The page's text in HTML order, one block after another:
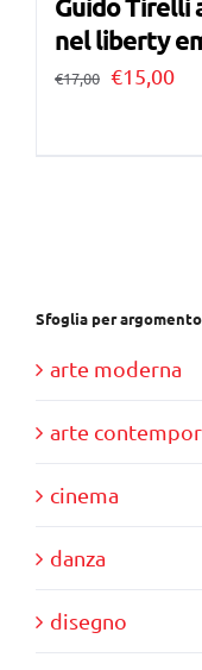
nel liberty
€17,00 Il
€15,00Il
Sfoglia per argomento
arte moderna
arte
cinema
danza
disegno